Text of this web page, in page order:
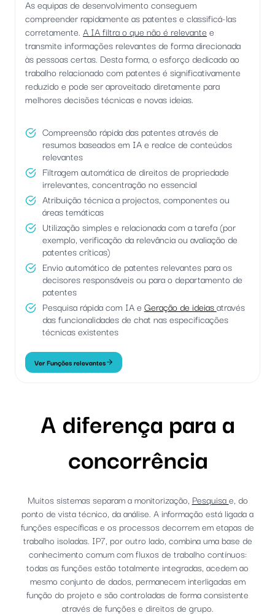
As equipas de desenvolvimento conseguem
compreender rapidamente as patentes e classificá-las
corretamente. A IA filtra o que não é relevante e
transmite informações relevantes de forma direcionada
às pessoas certas. Desta forma, o esforço dedicado ao
trabalho relacionado com patentes é significativamente
reduzido e pode ser aproveitado diretamente para
melhores decisões técnicas e novas ideias.
Compreensão rápida das patentes através de
resumos baseados em IA e realce de conteúdos
relevantes
Filtragem automática de direitos de propriedade
irrelevantes, concentração no essencial
Atribuição técnica a projectos, componentes ou
áreas temáticas
Utilização simples e relacionada com a tarefa (por
exemplo, verificação da relevância ou avaliação de
patentes críticas)
Envio automático de patentes relevantes para os
decisores responsáveis ou para o departamento de
patentes
Pesquisa rápida com IA e Geração de ideiasatravés
das funcionalidades de chat nas especificações
técnicas existentes
Ver Funções relevantes
A diferença para a
concorrência
Muitos sistemas separam a monitorização, Pesquisae, do
ponto de vista técnico, da análise. A informação está ligada a
funções específicas e os processos decorrem em etapas de
trabalho isoladas. IP7, por outro lado, combina uma base de
conhecimento comum com fluxos de trabalho contínuos:
todas as funções estão totalmente integradas, acedem ao
mesmo conjunto de dados, permanecem interligadas em
função do projeto e são controladas de forma consistente
através de funções e direitos de grupo.